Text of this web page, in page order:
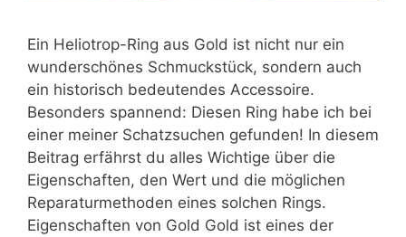
Ein Heliotrop-Ring aus Gold ist nicht nur ein
wunderschönes Schmuckstück, sondern auch
ein historisch bedeutendes Accessoire.
Besonders spannend: Diesen Ring habe ich bei
einer meiner Schatzsuchen gefunden! In diesem
Beitrag erfährst du alles Wichtige über die
Eigenschaften, den Wert und die möglichen
Reparaturmethoden eines solchen Rings.
Eigenschaften von Gold Gold ist eines der